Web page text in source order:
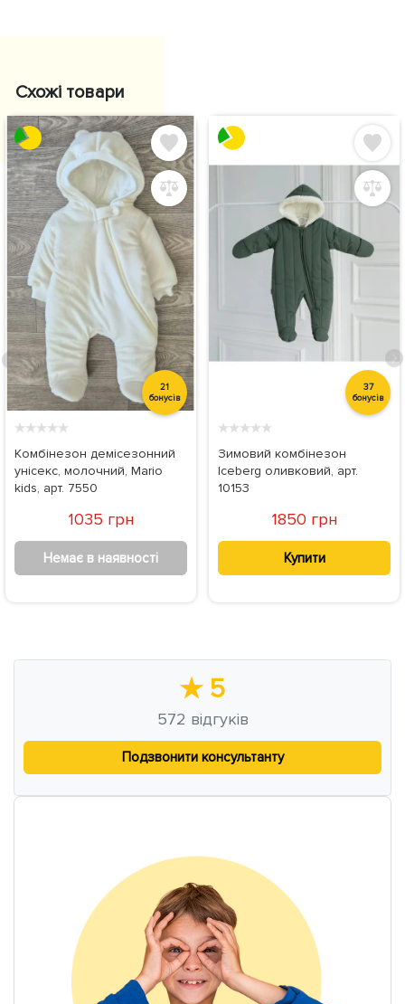
Схожі товари
21
бонусів
★★★★★
Комбінезон демісезонний
унісекс, молочний, Mario
kids, арт. 7550
1035 грн
Немає в наявності
37
бонусів
★★★★★
Зимовий комбінезон
Iceberg оливковий, арт.
10153
1850 грн
Купити
★ 5
572 відгуків
Подзвонити консультанту